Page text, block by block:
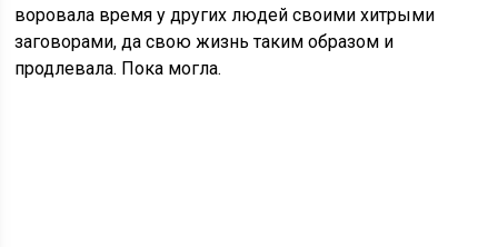
воровала время у других людей своими хитрыми
заговорами, да свою жизнь таким образом и
продлевала. Пока могла.